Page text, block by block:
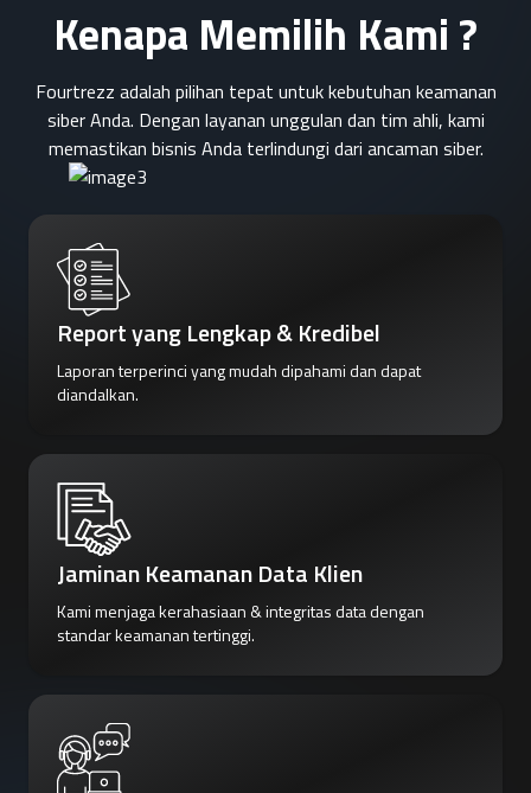
Kenapa Memilih Kami ?
Fourtrezz adalah pilihan tepat untuk kebutuhan keamanan
siber Anda. Dengan layanan unggulan dan tim ahli, kami
memastikan bisnis Anda terlindungi dari ancaman siber.
Report yang Lengkap & Kredibel
Laporan terperinci yang mudah dipahami dan dapat
diandalkan.
Jaminan Keamanan Data Klien
Kami menjaga kerahasiaan & integritas data dengan
standar keamanan tertinggi.